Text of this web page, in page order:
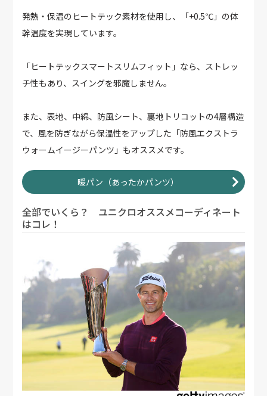
発熱・保温のヒートテック素材を使用し、「+0.5℃」の体
幹温度を実現しています。
「ヒートテックスマートスリムフィット」なら、ストレッ
チ性もあり、スイングを邪魔しません。
また、表地、中綿、防風シート、裏地トリコットの4層構造
で、風を防ぎながら保温性をアップした「防風エクストラ
ウォームイージーパンツ」もオススメです。
暖パン（あったかパンツ）
全部でいくら？ ユニクロオススメコーディネート
はコレ！